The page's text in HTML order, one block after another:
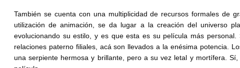
También se cuenta con una multiplicidad de recursos formales de
utilización de animación, se da lugar a la creación del universo
evolucionando su estilo, y es que esta es su película más
relaciones paterno filiales, acá son llevados a la enésima potencia.
una serpiente hermosa y brillante, pero a su vez letal y mortífera.